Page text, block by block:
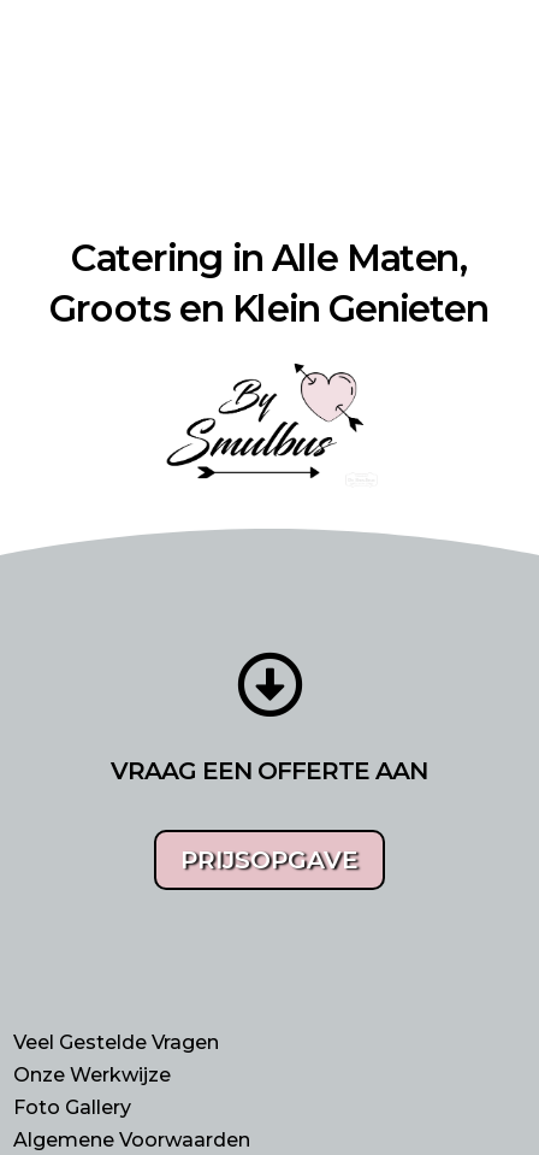
Catering in Alle Maten,
Groots en Klein Genieten

VRAAG EEN OFFERTE AAN
PRIJSOPGAVE
Veel Gestelde Vragen
Onze Werkwijze
Foto Gallery
Algemene Voorwaarden